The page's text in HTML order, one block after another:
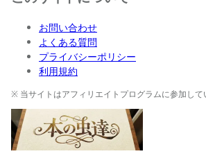
お問い合わせ
よくある質問
プライバシーポリシー
利用規約
※ 当サイトはアフィリエイトプログラムに参加して